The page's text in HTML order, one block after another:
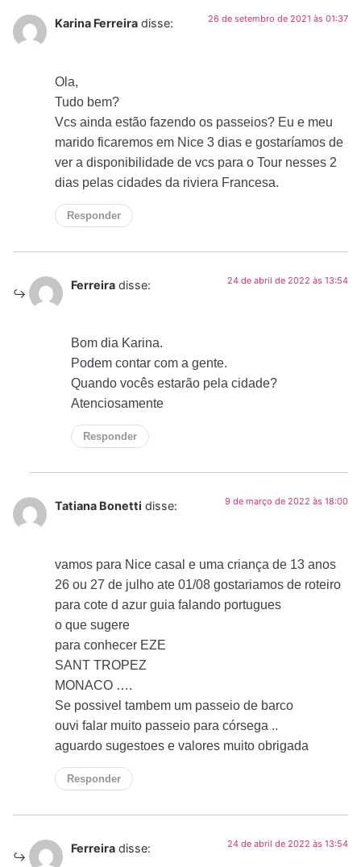
Karina Ferreira disse: 26 de setembro de 2021 às 01:37
Ola,
Tudo bem?
Vcs ainda estão fazendo os passeios? Eu e meu
marido ficaremos em Nice 3 dias e gostaríamos de
ver a disponibilidade de vcs para o Tour nesses 2
dias pelas cidades da riviera Francesa.
Responder
Ferreira disse: 24 de abril de 2022 às 13:54
Bom dia Karina.
Podem contar com a gente.
Quando vocês estarão pela cidade?
Atenciosamente
Responder
Tatiana Bonetti disse: 9 de março de 2022 às 18:00
vamos para Nice casal e uma criança de 13 anos
26 ou 27 de julho ate 01/08 gostariamos de roteiro
para cote d azur guia falando portugues
o que sugere
para conhecer EZE
SANT TROPEZ
MONACO ….
Se possivel tambem um passeio de barco
ouvi falar muito passeio para córsega ..
aguardo sugestoes e valores muito obrigada
Responder
Ferreira disse: 24 de abril de 2022 às 13:54